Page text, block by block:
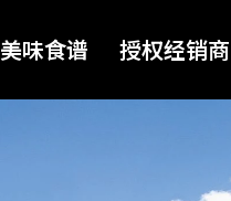
美味食谱 授权经销商